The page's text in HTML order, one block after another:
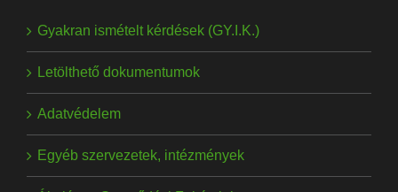
Gyakran ismételt kérdések (GY.I.K.)
Letölthető dokumentumok
Adatvédelem
Egyéb szervezetek, intézmények